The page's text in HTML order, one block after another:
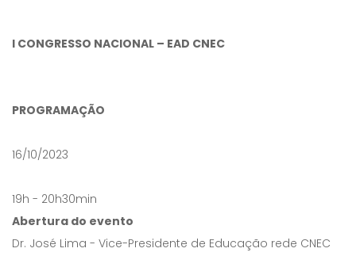
I CONGRESSO NACIONAL – EAD CNEC
PROGRAMAÇÃO
16/10/2023
19h - 20h30min
Abertura do evento
Dr. José Lima - Vice-Presidente de Educação rede CNEC